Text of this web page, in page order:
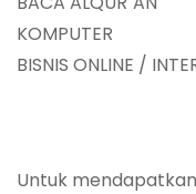
KOMPUTER
BISNIS ONLINE /
Untuk mendapatkan